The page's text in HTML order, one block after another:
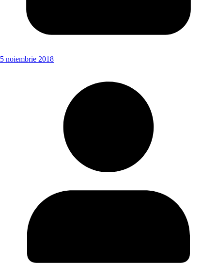
5 noiembrie 2018